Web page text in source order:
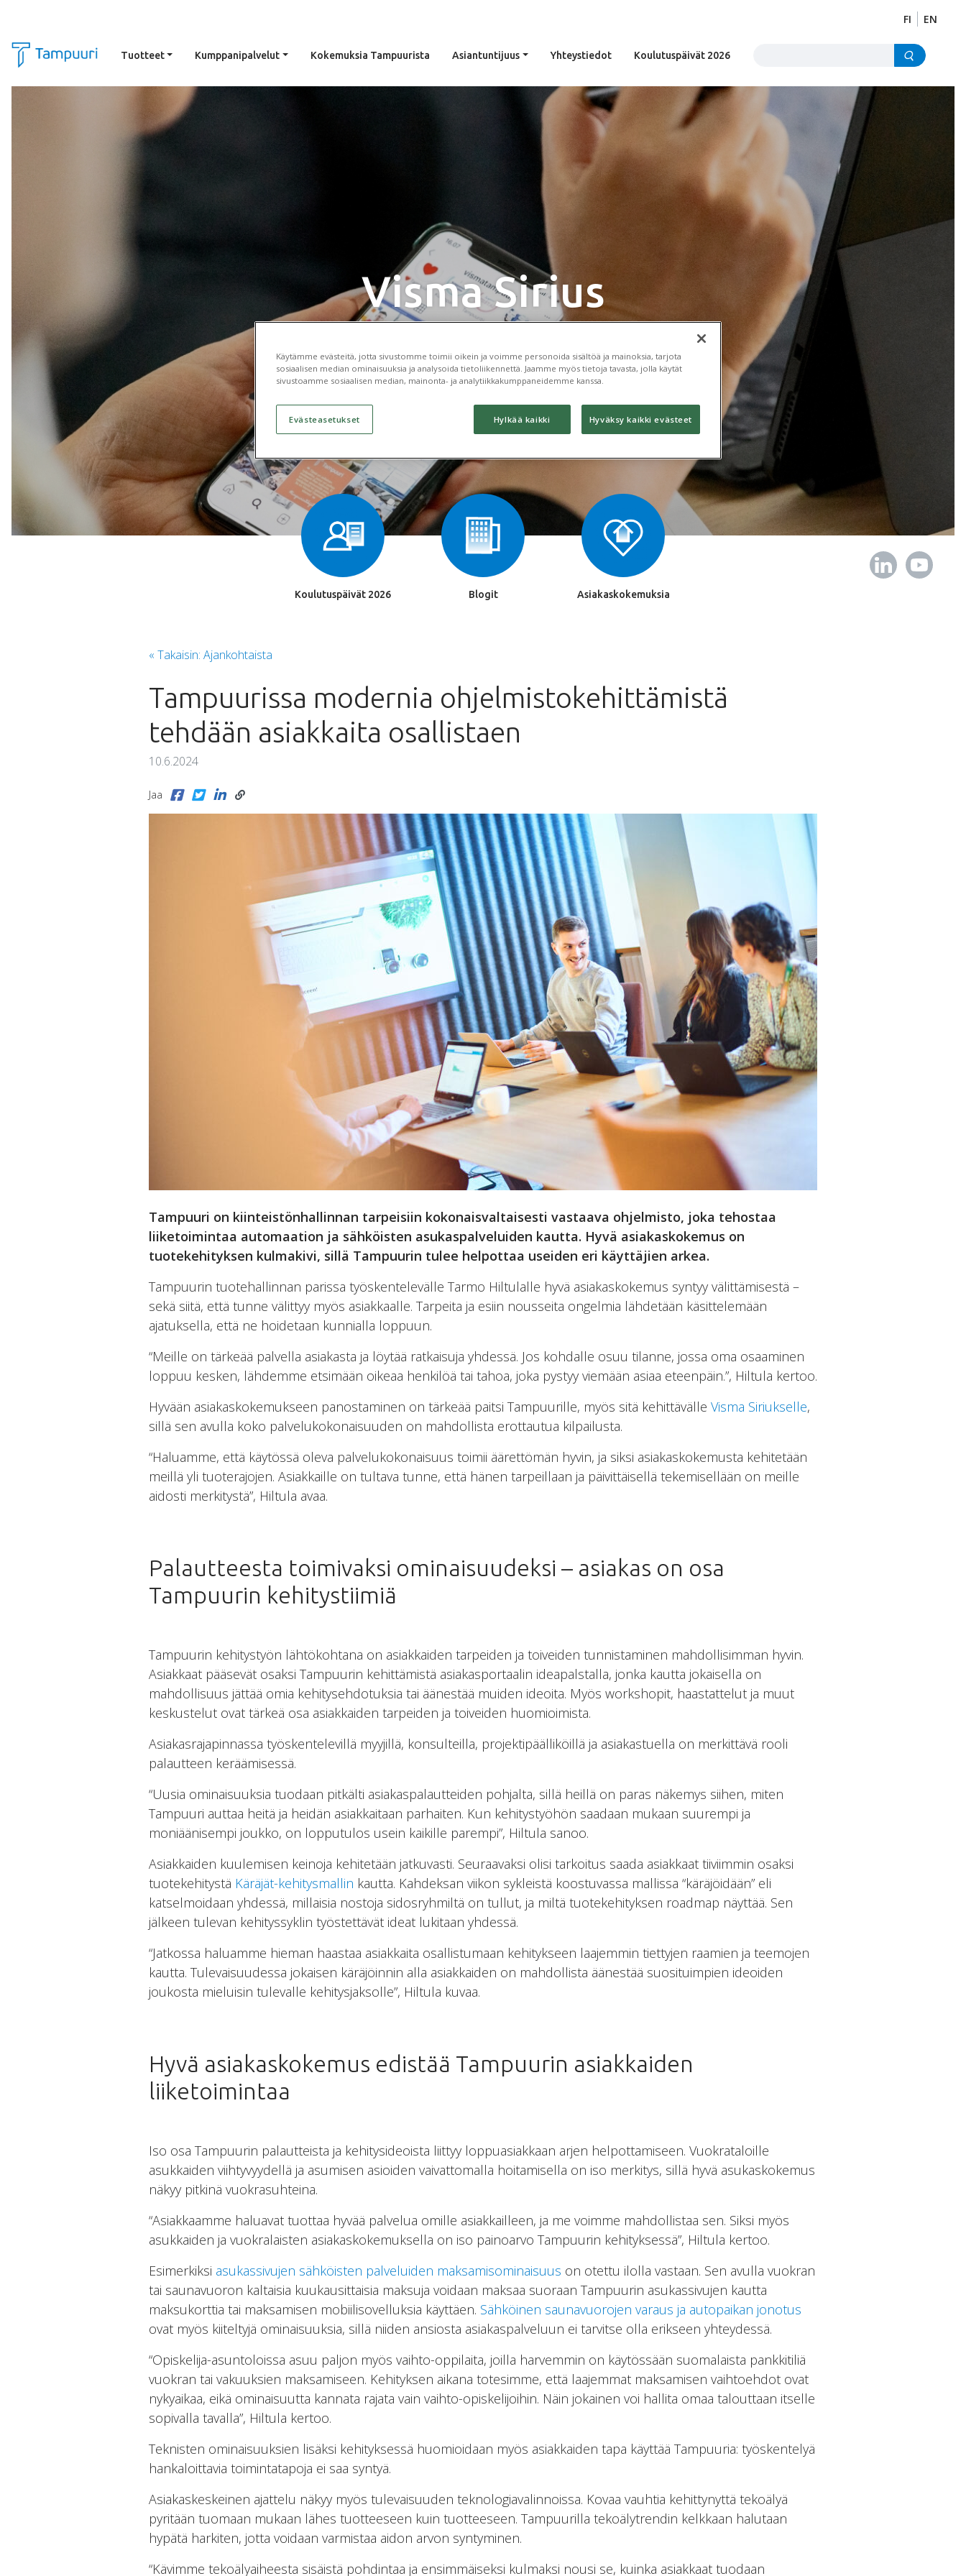
FI EN
Tuotteet Kumppanipalvelut Kokemuksia Tampuurista Asiantuntijuus Yhteystiedot Koulutuspäivät 2026
Visma Sirius
Koulutuspäivät 2026 Blogit Asiakaskokemuksia
« Takaisin: Ajankohtaista
Tampuurissa modernia ohjelmistokehittämistä
tehdään asiakkaita osallistaen
10.6.2024
Jaa
Tampuuri on kiinteistönhallinnan tarpeisiin kokonaisvaltaisesti vastaava ohjelmisto, joka tehostaa
liiketoimintaa automaation ja sähköisten asukaspalveluiden kautta. Hyvä asiakaskokemus on
tuotekehityksen kulmakivi, sillä Tampuurin tulee helpottaa useiden eri käyttäjien arkea.
Tampuurin tuotehallinnan parissa työskentelevälle Tarmo Hiltulalle hyvä asiakaskokemus syntyy välittämisestä –
sekä siitä, että tunne välittyy myös asiakkaalle. Tarpeita ja esiin nousseita ongelmia lähdetään käsittelemään
ajatuksella, että ne hoidetaan kunnialla loppuun.
“Meille on tärkeää palvella asiakasta ja löytää ratkaisuja yhdessä. Jos kohdalle osuu tilanne, jossa oma osaaminen
loppuu kesken, lähdemme etsimään oikeaa henkilöä tai tahoa, joka pystyy viemään asiaa eteenpäin.”, Hiltula kertoo.
Hyvään asiakaskokemukseen panostaminen on tärkeää paitsi Tampuurille, myös sitä kehittävälle Visma Siriukselle,
sillä sen avulla koko palvelukokonaisuuden on mahdollista erottautua kilpailusta.
“Haluamme, että käytössä oleva palvelukokonaisuus toimii äärettömän hyvin, ja siksi asiakaskokemusta kehitetään
meillä yli tuoterajojen. Asiakkaille on tultava tunne, että hänen tarpeillaan ja päivittäisellä tekemisellään on meille
aidosti merkitystä”, Hiltula avaa.
Palautteesta toimivaksi ominaisuudeksi – asiakas on osa
Tampuurin kehitystiimiä
Tampuurin kehitystyön lähtökohtana on asiakkaiden tarpeiden ja toiveiden tunnistaminen mahdollisimman hyvin.
Asiakkaat pääsevät osaksi Tampuurin kehittämistä asiakasportaalin ideapalstalla, jonka kautta jokaisella on
mahdollisuus jättää omia kehitysehdotuksia tai äänestää muiden ideoita. Myös workshopit, haastattelut ja muut
keskustelut ovat tärkeä osa asiakkaiden tarpeiden ja toiveiden huomioimista.
Asiakasrajapinnassa työskentelevillä myyjillä, konsulteilla, projektipäälliköillä ja asiakastuella on merkittävä rooli
palautteen keräämisessä.
“Uusia ominaisuuksia tuodaan pitkälti asiakaspalautteiden pohjalta, sillä heillä on paras näkemys siihen, miten
Tampuuri auttaa heitä ja heidän asiakkaitaan parhaiten. Kun kehitystyöhön saadaan mukaan suurempi ja
moniäänisempi joukko, on lopputulos usein kaikille parempi”, Hiltula sanoo.
Asiakkaiden kuulemisen keinoja kehitetään jatkuvasti. Seuraavaksi olisi tarkoitus saada asiakkaat tiiviimmin osaksi
tuotekehitystä Käräjät-kehitysmallin kautta. Kahdeksan viikon sykleistä koostuvassa mallissa “käräjöidään” eli
katselmoidaan yhdessä, millaisia nostoja sidosryhmiltä on tullut, ja miltä tuotekehityksen roadmap näyttää. Sen
jälkeen tulevan kehityssyklin työstettävät ideat lukitaan yhdessä.
“Jatkossa haluamme hieman haastaa asiakkaita osallistumaan kehitykseen laajemmin tiettyjen raamien ja teemojen
kautta. Tulevaisuudessa jokaisen käräjöinnin alla asiakkaiden on mahdollista äänestää suosituimpien ideoiden
joukosta mieluisin tulevalle kehitysjaksolle”, Hiltula kuvaa.
Hyvä asiakaskokemus edistää Tampuurin asiakkaiden
liiketoimintaa
Iso osa Tampuurin palautteista ja kehitysideoista liittyy loppuasiakkaan arjen helpottamiseen. Vuokrataloille
asukkaiden viihtyvyydellä ja asumisen asioiden vaivattomalla hoitamisella on iso merkitys, sillä hyvä asukaskokemus
näkyy pitkinä vuokrasuhteina.
“Asiakkaamme haluavat tuottaa hyvää palvelua omille asiakkailleen, ja me voimme mahdollistaa sen. Siksi myös
asukkaiden ja vuokralaisten asiakaskokemuksella on iso painoarvo Tampuurin kehityksessä”, Hiltula kertoo.
Esimerkiksi asukassivujen sähköisten palveluiden maksamisominaisuus on otettu ilolla vastaan. Sen avulla vuokran
tai saunavuoron kaltaisia kuukausittaisia maksuja voidaan maksaa suoraan Tampuurin asukassivujen kautta
maksukorttia tai maksamisen mobiilisovelluksia käyttäen. Sähköinen saunavuorojen varaus ja autopaikan jonotus
ovat myös kiiteltyjä ominaisuuksia, sillä niiden ansiosta asiakaspalveluun ei tarvitse olla erikseen yhteydessä.
“Opiskelija-asuntoloissa asuu paljon myös vaihto-oppilaita, joilla harvemmin on käytössään suomalaista pankkitiliä
vuokran tai vakuuksien maksamiseen. Kehityksen aikana totesimme, että laajemmat maksamisen vaihtoehdot ovat
nykyaikaa, eikä ominaisuutta kannata rajata vain vaihto-opiskelijoihin. Näin jokainen voi hallita omaa talouttaan itselle
sopivalla tavalla”, Hiltula kertoo.
Teknisten ominaisuuksien lisäksi kehityksessä huomioidaan myös asiakkaiden tapa käyttää Tampuuria: työskentelyä
hankaloittavia toimintatapoja ei saa syntyä.
Asiakaskeskeinen ajattelu näkyy myös tulevaisuuden teknologiavalinnoissa. Kovaa vauhtia kehittynyttä tekoälyä
pyritään tuomaan mukaan lähes tuotteeseen kuin tuotteeseen. Tampuurilla tekoälytrendin kelkkaan halutaan
hypätä harkiten, jotta voidaan varmistaa aidon arvon syntyminen.
“Kävimme tekoälyaiheesta sisäistä pohdintaa ja ensimmäiseksi kulmaksi nousi se, kuinka asiakkaat tuodaan
Käytämme evästeitä, jotta sivustomme toimii oikein ja voimme personoida sisältöä ja mainoksia, tarjota
sosiaalisen median ominaisuuksia ja analysoida tietoliikennettä. Jaamme myös tietoja tavasta, jolla käytät
sivustoamme sosiaalisen median, mainonta- ja analytiikkakumppaneidemme kanssa.
Evästeasetukset Hylkää kaikki Hyväksy kaikki evästeet